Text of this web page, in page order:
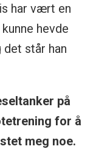
har vært en
hevde
står han
på
for å
meg noe.